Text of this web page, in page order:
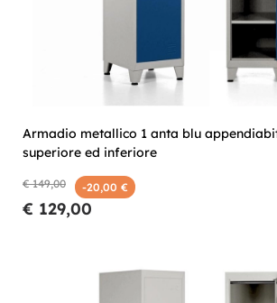
Armadio metallico 1 anta blu
superiore ed inferiore
€ 149,00 -20,00 €
€ 129,00